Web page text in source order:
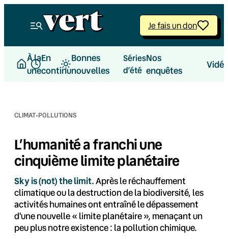
Je fais un don
À la
une
En
continu
Bonnes
nouvelles
Séries
d’été
Nos
enquêtes
CLIMAT·POLLUTIONS
L’humanité a franchi une
cinquième limite planétaire
Sky is (not) the limit.Après le réchauffement
climatique ou la destruction de la biodiversité, les
activités humaines ont entraîné le dépassement
d'une nouvelle « limite planétaire », menaçant un
peu plus notre existence : la pollution chimique.